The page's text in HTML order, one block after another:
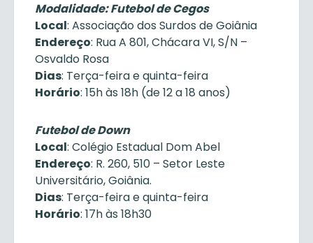
Modalidade: Futebol de Cegos
Local: Associação dos Surdos de Goiânia
Endereço: Rua A 801, Chácara VI, S/N –
Osvaldo Rosa
Dias: Terça-feira e quinta-feira
Horário: 15h às 18h (de 12 a 18 anos)
Futebol de Down
Local: Colégio Estadual Dom Abel
Endereço: R. 260, 510 – Setor Leste
Universitário, Goiânia.
Dias: Terça-feira e quinta-feira
Horário: 17h às 18h30